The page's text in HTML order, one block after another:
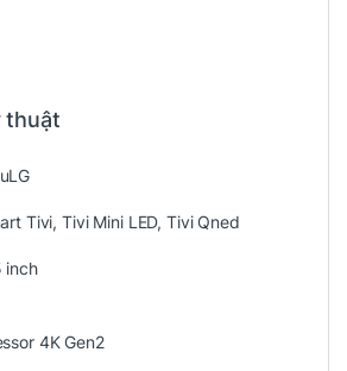
thuật
LG
Tivi, Tivi Mini LED, Tivi Qned
inch
4K Gen2